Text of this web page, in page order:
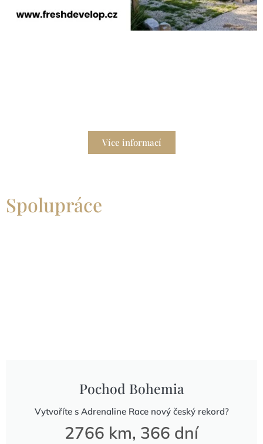
Více informací
Spolupráce
Pochod Bohemia
Vytvoříte s Adrenaline Race nový český rekord?
2766 km, 366 dní